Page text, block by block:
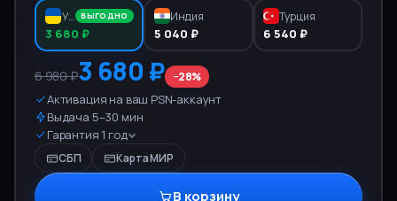
Украина
ВЫГОДНО
3 680 ₽
Индия
5 040 ₽
Турция
6 540 ₽
6 980 ₽3 680 ₽ −28%
Активация на ваш PSN-аккаунт
Выдача 5–30 мин
Гарантия 1 год
СБП Карта МИР
В корзину